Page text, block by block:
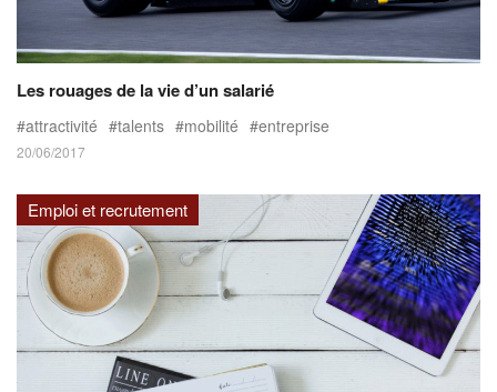
Les rouages de la vie d’un salarié
attractivité talents mobilité entreprise
20/06/2017
Emploi et recrutement